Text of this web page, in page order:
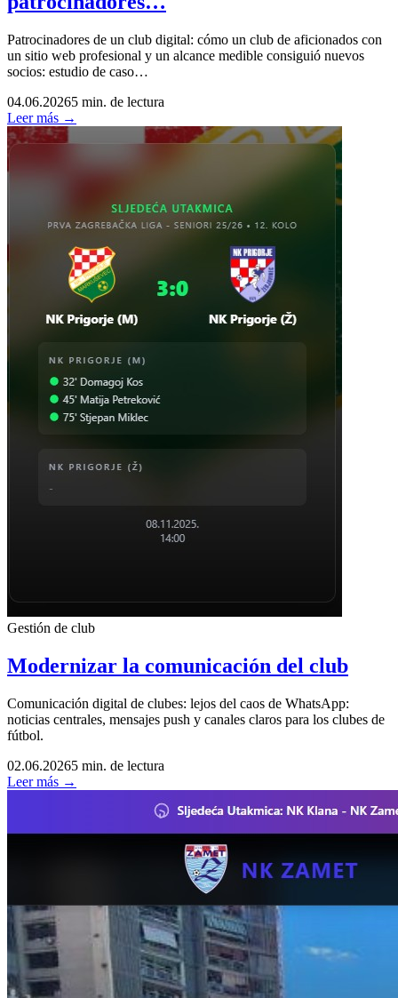
Patrocinadores de un club digital: cómo un club de aficionados con
un sitio web profesional y un alcance medible consiguió nuevos
socios: estudio de caso…
04.06.20265 min. de lectura
Leer más →
Gestión de club
Modernizar la comunicación del club
Comunicación digital de clubes: lejos del caos de WhatsApp:
noticias centrales, mensajes push y canales claros para los clubes de
fútbol.
02.06.20265 min. de lectura
Leer más →